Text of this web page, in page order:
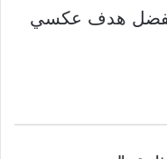
هدف عكسي